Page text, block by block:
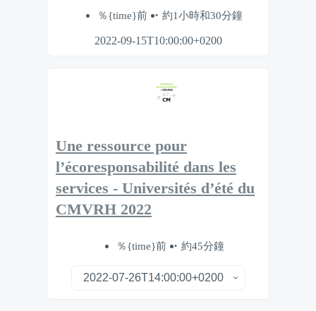
％{time}前 約1小時和30分鐘
2022-09-15T10:00:00+0200
Une ressource pour
l’écoresponsabilité dans les
services - Universités d’été du
CMVRH 2022
％{time}前 約45分鐘